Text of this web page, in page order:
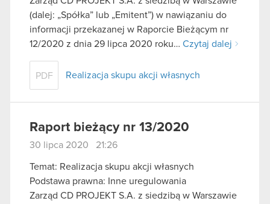
(dalej: „Spółka” lub „Emitent”) w nawiązaniu do
informacji przekazanej w Raporcie Bieżącym nr
12/2020 z dnia 29 lipca 2020 roku… Czytaj dalej
PDF Realizacja skupu akcji własnych
Raport bieżący nr 13/2020
30 lipca 2020 21:26
Temat: Realizacja skupu akcji własnych
Podstawa prawna: Inne uregulowania
Zarząd CD PROJEKT S.A. z siedzibą w Warszawie